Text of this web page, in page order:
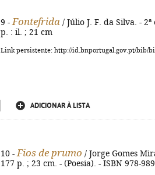
9 - Fontefrida / Júlio J. F. da Silva. -
p. : il. ; 21 cm
Link persistente: http://id.bnportugal.gov.pt/bib/
ADICIONAR À LISTA
10 - Fios de prumo / Jorge Gomes
177 p. ; 23 cm. - (Poesia). - ISBN 978-